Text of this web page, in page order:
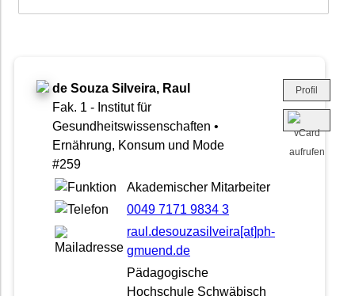
de Souza Silveira, Raul
Fak. 1 - Institut für
Gesundheitswissenschaften •
Ernährung, Konsum und Mode
#259
Akademischer Mitarbeiter
0049 7171 9834 3
raul.desouzasilveira[at]ph-
gmuend.de
Pädagogische
Hochschule Schwäbisch
Profil